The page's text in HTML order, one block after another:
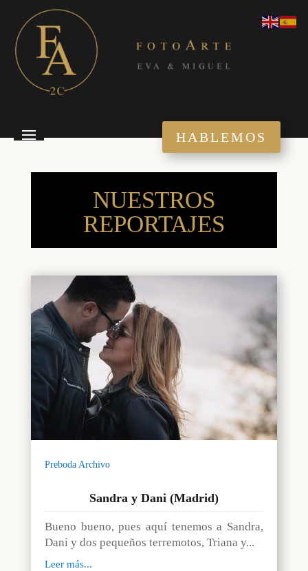
HABLEMOS
NUESTROS
REPORTAJES
Preboda Archivo
Sandra y Dani (Madrid)
Bueno bueno, pues aquí tenemos a Sandra,
Dani y dos pequeños terremotos, Triana y...
Leer más...